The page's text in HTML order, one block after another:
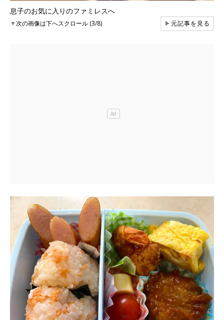
息子のお気に入りのファミレスへ
▼次の画像は下へスクロール (3/8) ▶元記事を見る